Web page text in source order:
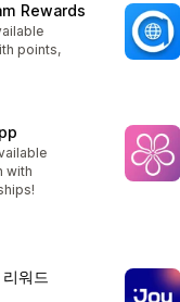
Rewards
points,
with
워드